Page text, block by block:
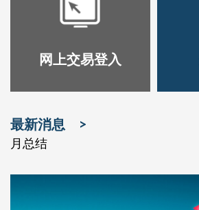
网上交易登入
最新消息
月总结